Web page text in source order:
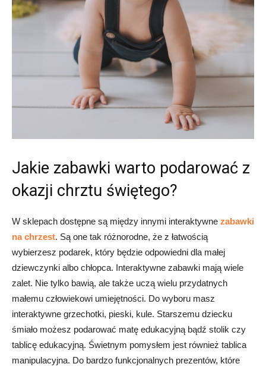
Jakie zabawki warto podarować z
okazji chrztu świętego?
W sklepach dostępne są między innymi interaktywne zabawki
na chrzest. Są one tak różnorodne, że z łatwością
wybierzesz podarek, który będzie odpowiedni dla małej
dziewczynki albo chłopca. Interaktywne zabawki mają wiele
zalet. Nie tylko bawią, ale także uczą wielu przydatnych
małemu człowiekowi umiejętności. Do wyboru masz
interaktywne grzechotki, pieski, kule. Starszemu dziecku
śmiało możesz podarować matę edukacyjną bądź stolik czy
tablicę edukacyjną. Świetnym pomysłem jest również tablica
manipulacyjna. Do bardzo funkcjonalnych prezentów, które